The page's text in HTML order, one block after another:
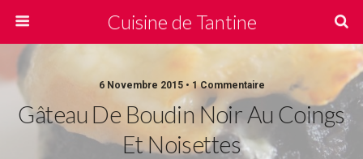
Cuisine de Tantine
6 Novembre 2015 • 1 Commentaire
Gâteau De Boudin Noir Au Coings
Et Noisettes